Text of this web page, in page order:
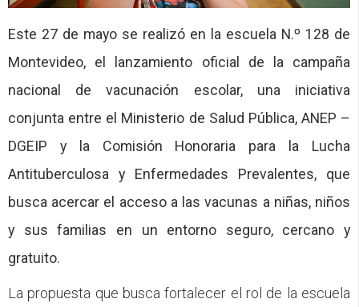
CFP
Este 27 de mayo se realizó en la escuela N.º 128 de
Montevideo, el lanzamiento oficial de la campaña
nacional de vacunación escolar, una iniciativa
conjunta entre el Ministerio de Salud Pública, ANEP –
DGEIP y la Comisión Honoraria para la Lucha
Antituberculosa y Enfermedades Prevalentes, que
busca acercar el acceso a las vacunas a niñas, niños
y sus familias en un entorno seguro, cercano y
gratuito.
La propuesta que busca fortalecer el rol de la escuela